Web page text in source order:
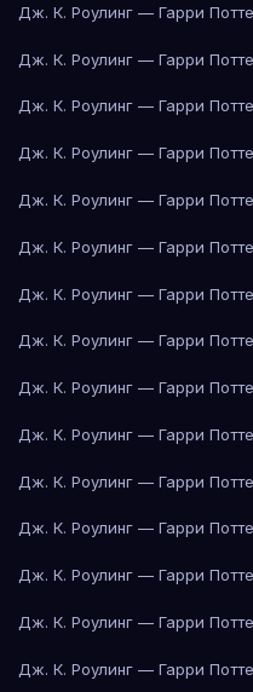
Дж. К. Роулинг — Гарри
Дж. К. Роулинг — Гарри
Дж. К. Роулинг — Гарри
Дж. К. Роулинг — Гарри
Дж. К. Роулинг — Гарри
Дж. К. Роулинг — Гарри
Дж. К. Роулинг — Гарри
Дж. К. Роулинг — Гарри
Дж. К. Роулинг — Гарри
Дж. К. Роулинг — Гарри
Дж. К. Роулинг — Гарри
Дж. К. Роулинг — Гарри
Дж. К. Роулинг — Гарри
Дж. К. Роулинг — Гарри
Дж. К. Роулинг — Гарри